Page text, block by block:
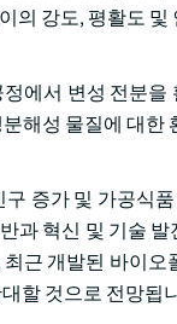
의 강도, 평활도
에서 변성 전분
해성 물질에 대
증가 및 가공식
과 혁신 및 기술
근 개발된 바이
할 것으로 전망됩